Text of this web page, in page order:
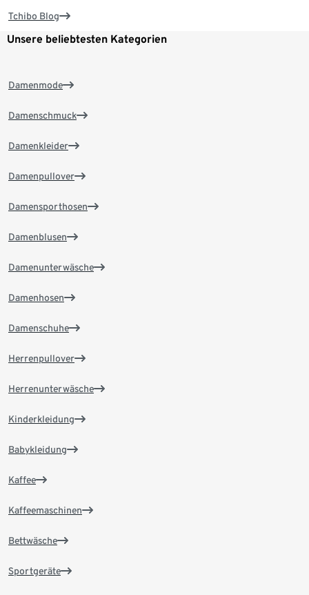
Tchibo Blog
Unsere beliebtesten Kategorien
Damenmode
Damenschmuck
Damenkleider
Damenpullover
Damensporthosen
Damenblusen
Damenunterwäsche
Damenhosen
Damenschuhe
Herrenpullover
Herrenunterwäsche
Kinderkleidung
Babykleidung
Kaffee
Kaffeemaschinen
Bettwäsche
Sportgeräte